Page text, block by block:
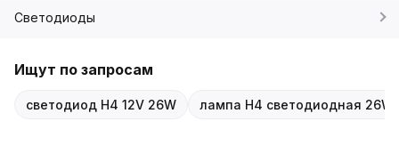
Светодиоды
Ищут по запросам
светодиод H4 12V 26W лампа H4 светодиодная 26W